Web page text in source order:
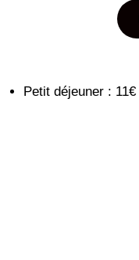
Petit déjeuner : 11€